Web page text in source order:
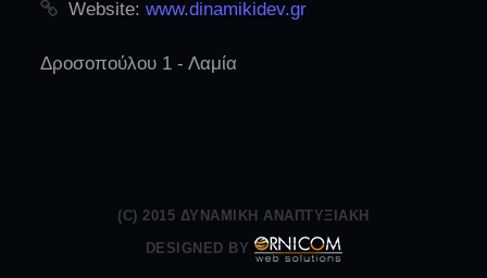
Website: www.dinamikidev.gr
Δροσοπούλου 1 - Λαμία
(C) 2015 ΔΥΝΑΜΙΚΉ ΑΝΑΠΤΥΞΙΑΚΉ
DESIGNED BY